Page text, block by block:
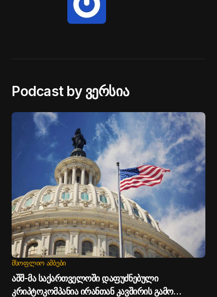
Podcast by ვერსია
ᲛᲡᲝᲤᲚᲘᲝ ᲐᲛᲑᲔᲑᲘ
აშშ-მა საქართველოში დაფუძნებული
კრიპტოკომპანია ირანთან კავშირის გამო